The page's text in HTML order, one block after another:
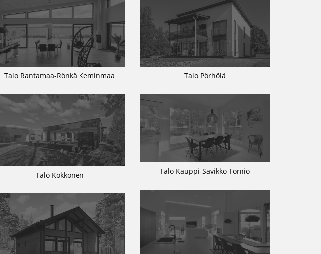
Talo Rantamaa-Rönkä Keminmaa Talo Pörhölä
Talo Kokkonen Talo Kauppi-Savikko Tornio